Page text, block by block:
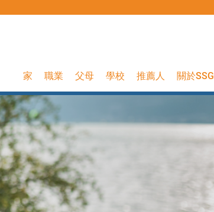
家 職業 父母 學校 推薦人 關於SSG